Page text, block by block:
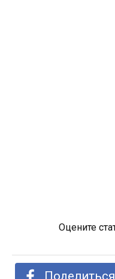
Оцените